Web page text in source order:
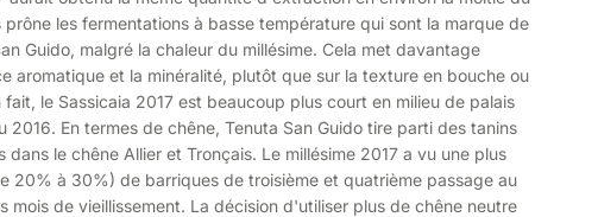
les fermentations à basse température qui sont la marque de
Guido, malgré la chaleur du millésime. Cela met davantage
aromatique et la minéralité, plutôt que sur la texture en bouche ou
fait, le Sassicaia 2017 est beaucoup plus court en milieu de palais
2016. En termes de chêne, Tenuta San Guido tire parti des tanins
dans le chêne Allier et Tronçais. Le millésime 2017 a vu une plus
20% à 30%) de barriques de troisième et quatrième passage au
mois de vieillissement. La décision d'utiliser plus de chêne neutre